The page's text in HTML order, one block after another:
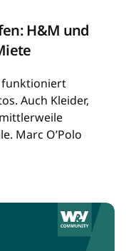
H&M und
funktioniert
Auch Kleider,
Marc O’Polo